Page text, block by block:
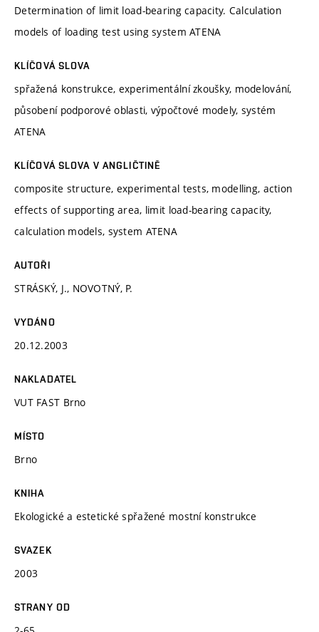
Determination of limit load-bearing capacity. Calculation
models of loading test using system ATENA
KLÍČOVÁ SLOVA
spřažená konstrukce, experimentální zkoušky, modelování,
působení podporové oblasti, výpočtové modely, systém
ATENA
KLÍČOVÁ SLOVA V ANGLIČTINĚ
composite structure, experimental tests, modelling, action
effects of supporting area, limit load-bearing capacity,
calculation models, system ATENA
AUTOŘI
STRÁSKÝ, J., NOVOTNÝ, P.
VYDÁNO
20.12.2003
NAKLADATEL
VUT FAST Brno
MÍSTO
Brno
KNIHA
Ekologické a estetické spřažené mostní konstrukce
SVAZEK
2003
STRANY OD